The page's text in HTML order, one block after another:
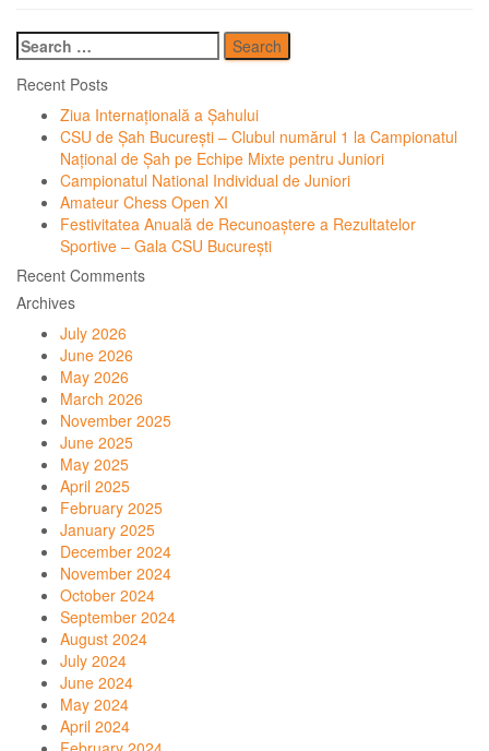
Search
for:
Recent Posts
Ziua Internațională a Șahului
CSU de Șah București – Clubul numărul 1 la Campionatul
Național de Șah pe Echipe Mixte pentru Juniori
Campionatul National Individual de Juniori
Amateur Chess Open XI
Festivitatea Anuală de Recunoaștere a Rezultatelor
Sportive – Gala CSU București
Recent Comments
Archives
July 2026
June 2026
May 2026
March 2026
November 2025
June 2025
May 2025
April 2025
February 2025
January 2025
December 2024
November 2024
October 2024
September 2024
August 2024
July 2024
June 2024
May 2024
April 2024